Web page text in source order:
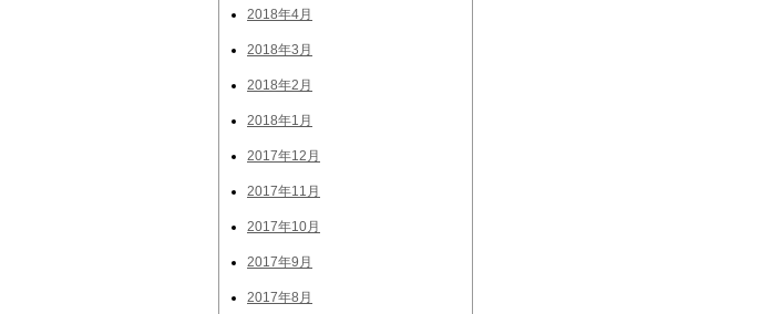
2018年4月
2018年3月
2018年2月
2018年1月
2017年12月
2017年11月
2017年10月
2017年9月
2017年8月